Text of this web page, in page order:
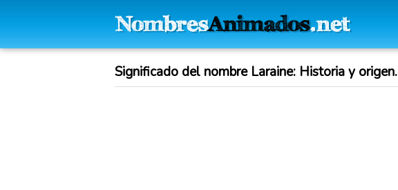
Significado del nombre Laraine: Historia y origen.